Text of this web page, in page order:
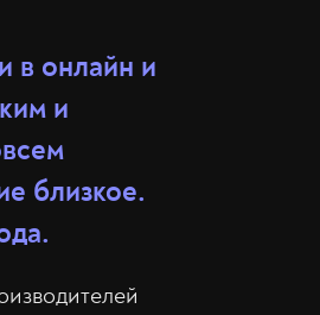
в онлайн и
и
близкое.